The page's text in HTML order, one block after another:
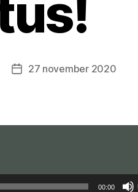
Inläggsdatum
27 november 2020
00:00